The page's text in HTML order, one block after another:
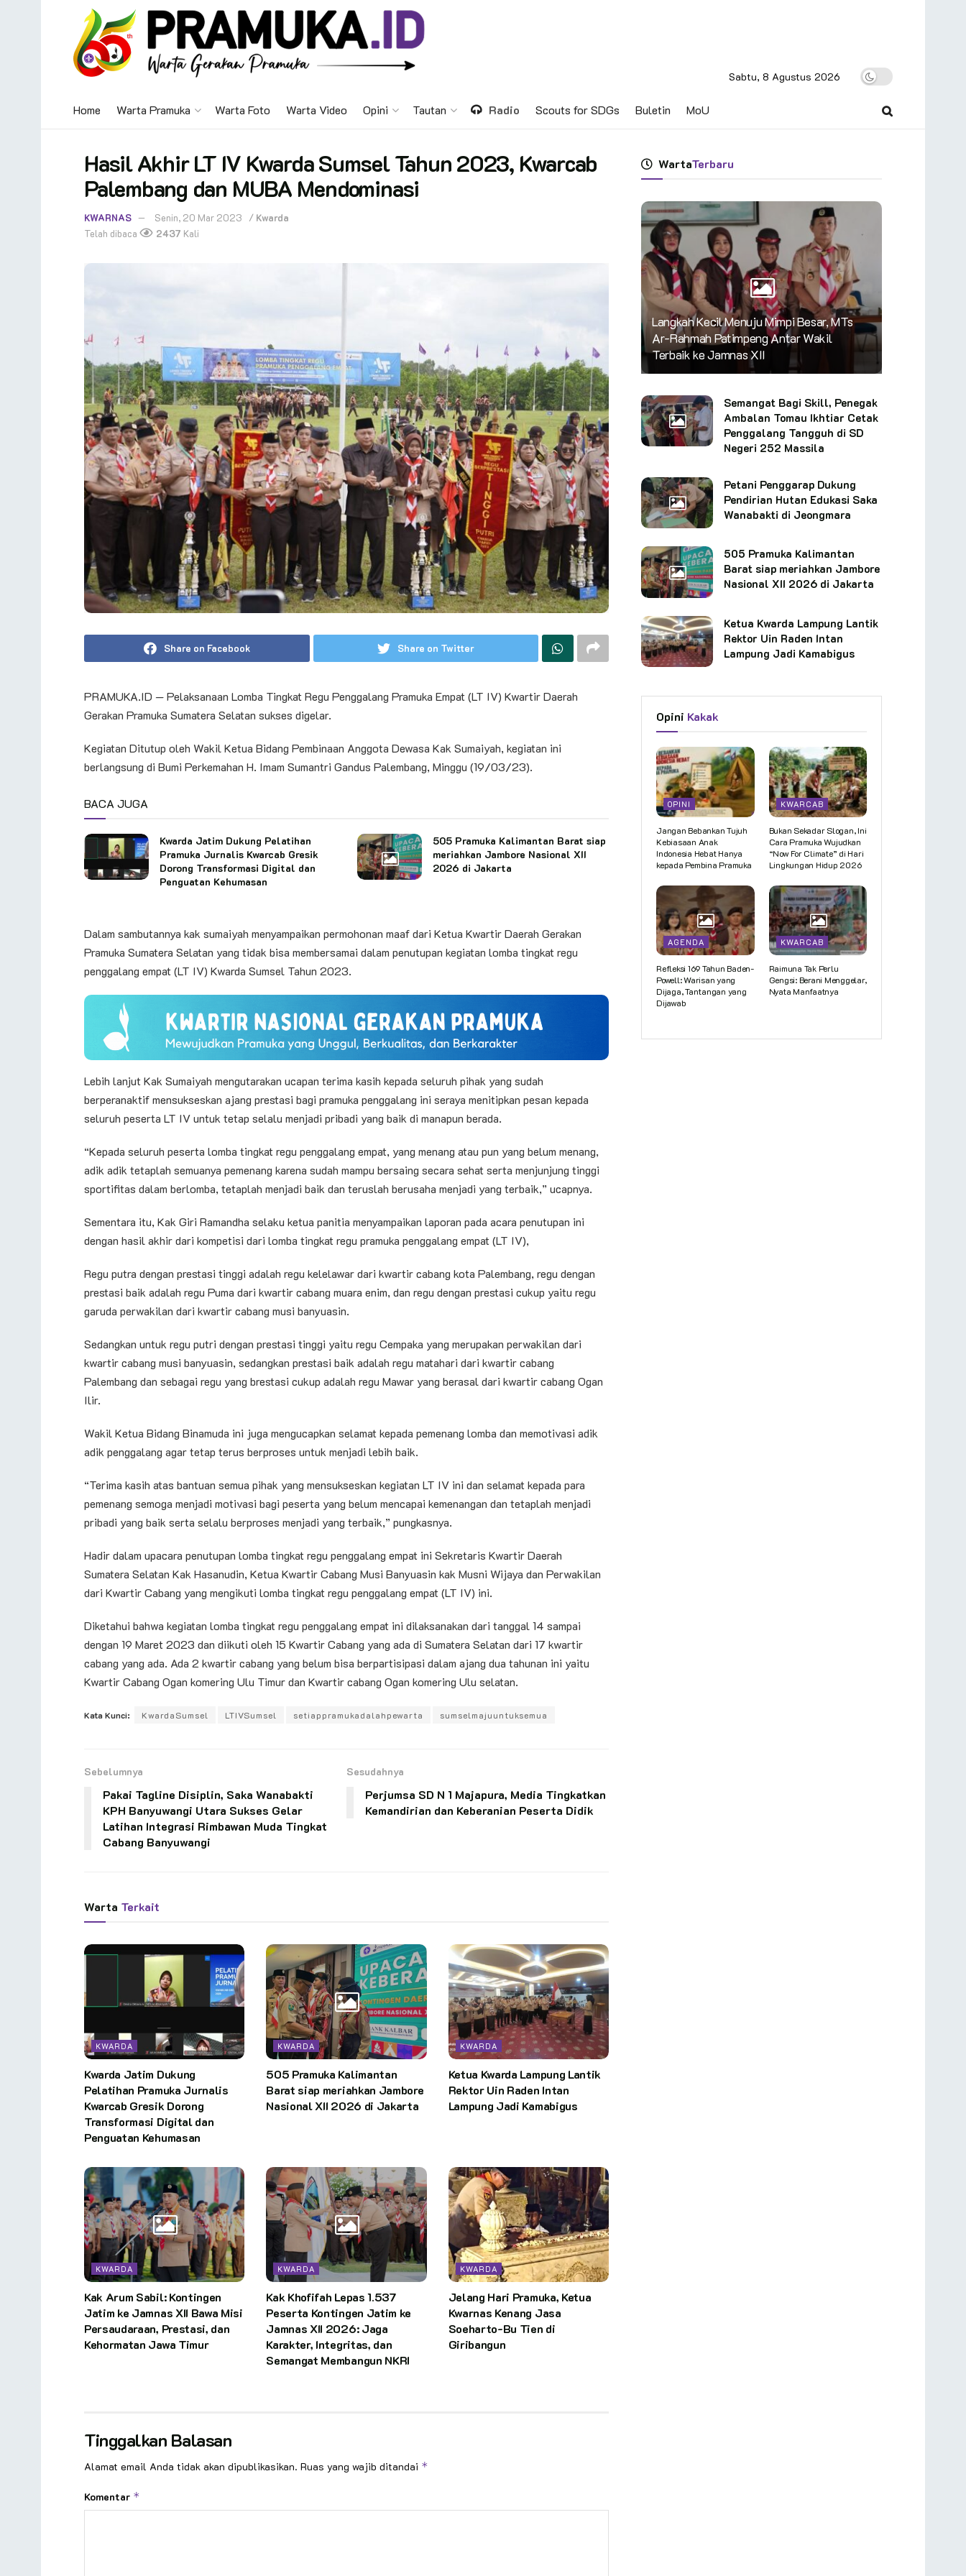
Sabtu, 8 Agustus 2026
Home Warta Pramuka Warta Foto Warta Video Opini Tautan Radio Scouts for SDGs Buletin MoU
Hasil Akhir LT IV Kwarda Sumsel Tahun 2023, Kwarcab
Palembang dan MUBA Mendominasi
KWARNAS Senin, 20 Mar 2023 / Kwarda
Telah dibaca
2437 Kali
Share on Facebook Share on Twitter
PRAMUKA.ID — Pelaksanaan Lomba Tingkat Regu Penggalang Pramuka Empat (LT IV) Kwartir Daerah
Gerakan Pramuka Sumatera Selatan sukses digelar.
Kegiatan Ditutup oleh Wakil Ketua Bidang Pembinaan Anggota Dewasa Kak Sumaiyah, kegiatan ini
berlangsung di Bumi Perkemahan H. Imam Sumantri Gandus Palembang, Minggu (19/03/23).
BACA JUGA
Kwarda Jatim Dukung Pelatihan
Pramuka Jurnalis Kwarcab Gresik
Dorong Transformasi Digital dan
Penguatan Kehumasan
505 Pramuka Kalimantan Barat siap
meriahkan Jambore Nasional XII
2026 di Jakarta
Dalam sambutannya kak sumaiyah menyampaikan permohonan maaf dari Ketua Kwartir Daerah Gerakan
Pramuka Sumatera Selatan yang tidak bisa membersamai dalam penutupan kegiatan lomba tingkat regu
penggalang empat (LT IV) Kwarda Sumsel Tahun 2023.
Lebih lanjut Kak Sumaiyah mengutarakan ucapan terima kasih kepada seluruh pihak yang sudah
berperanaktif mensukseskan ajang prestasi bagi pramuka penggalang ini seraya menitipkan pesan kepada
seluruh peserta LT IV untuk tetap selalu menjadi pribadi yang baik di manapun berada.
“Kepada seluruh peserta lomba tingkat regu penggalang empat, yang menang atau pun yang belum menang,
adik adik tetaplah semuanya pemenang karena sudah mampu bersaing secara sehat serta menjunjung tinggi
sportifitas dalam berlomba, tetaplah menjadi baik dan teruslah berusaha menjadi yang terbaik,” ucapnya.
Sementara itu, Kak Giri Ramandha selaku ketua panitia menyampaikan laporan pada acara penutupan ini
dengan hasil akhir dari kompetisi dari lomba tingkat regu pramuka penggalang empat (LT IV),
Regu putra dengan prestasi tinggi adalah regu kelelawar dari kwartir cabang kota Palembang, regu dengan
prestasi baik adalah regu Puma dari kwartir cabang muara enim, dan regu dengan prestasi cukup yaitu regu
garuda perwakilan dari kwartir cabang musi banyuasin.
Sedangkan untuk regu putri dengan prestasi tinggi yaitu regu Cempaka yang merupakan perwakilan dari
kwartir cabang musi banyuasin, sedangkan prestasi baik adalah regu matahari dari kwartir cabang
Palembang dan sebagai regu yang brestasi cukup adalah regu Mawar yang berasal dari kwartir cabang Ogan
Ilir.
Wakil Ketua Bidang Binamuda ini juga mengucapkan selamat kepada pemenang lomba dan memotivasi adik
adik penggalang agar tetap terus berproses untuk menjadi lebih baik.
“Terima kasih atas bantuan semua pihak yang mensukseskan kegiatan LT IV ini dan selamat kepada para
pemenang semoga menjadi motivasi bagi peserta yang belum mencapai kemenangan dan tetaplah menjadi
pribadi yang baik serta selalu berproses menjadi yang terbaik,” pungkasnya.
Hadir dalam upacara penutupan lomba tingkat regu penggalang empat ini Sekretaris Kwartir Daerah
Sumatera Selatan Kak Hasanudin, Ketua Kwartir Cabang Musi Banyuasin kak Musni Wijaya dan Perwakilan
dari Kwartir Cabang yang mengikuti lomba tingkat regu penggalang empat (LT IV) ini.
Diketahui bahwa kegiatan lomba tingkat regu penggalang empat ini dilaksanakan dari tanggal 14 sampai
dengan 19 Maret 2023 dan diikuti oleh 15 Kwartir Cabang yang ada di Sumatera Selatan dari 17 kwartir
cabang yang ada. Ada 2 kwartir cabang yang belum bisa berpartisipasi dalam ajang dua tahunan ini yaitu
Kwartir Cabang Ogan komering Ulu Timur dan Kwartir cabang Ogan komering Ulu selatan.
Kata Kunci: KwardaSumsel LTIVSumsel setiappramukadalahpewarta sumselmajuuntuksemua
Sebelumnya
Pakai Tagline Disiplin, Saka Wanabakti
KPH Banyuwangi Utara Sukses Gelar
Latihan Integrasi Rimbawan Muda Tingkat
Cabang Banyuwangi
Sesudahnya
Perjumsa SD N 1 Majapura, Media Tingkatkan
Kemandirian dan Keberanian Peserta Didik
Warta Terkait
KWARDA
Kwarda Jatim Dukung
Pelatihan Pramuka Jurnalis
Kwarcab Gresik Dorong
Transformasi Digital dan
Penguatan Kehumasan
KWARDA
505 Pramuka Kalimantan
Barat siap meriahkan Jambore
Nasional XII 2026 di Jakarta
KWARDA
Ketua Kwarda Lampung Lantik
Rektor Uin Raden Intan
Lampung Jadi Kamabigus
KWARDA
Kak Arum Sabil: Kontingen
Jatim ke Jamnas XII Bawa Misi
Persaudaraan, Prestasi, dan
Kehormatan Jawa Timur
KWARDA
Kak Khofifah Lepas 1.537
Peserta Kontingen Jatim ke
Jamnas XII 2026: Jaga
Karakter, Integritas, dan
Semangat Membangun NKRI
KWARDA
Jelang Hari Pramuka, Ketua
Kwarnas Kenang Jasa
Soeharto-Bu Tien di
Giribangun
Tinggalkan Balasan
Alamat email Anda tidak akan dipublikasikan. Ruas yang wajib ditandai *
Komentar *
WartaTerbaru
Langkah Kecil Menuju Mimpi Besar, MTs
Ar-Rahmah Patimpeng Antar Wakil
Terbaik ke Jamnas XII
Semangat Bagi Skill, Penegak
Ambalan Tomau Ikhtiar Cetak
Penggalang Tangguh di SD
Negeri 252 Massila
Petani Penggarap Dukung
Pendirian Hutan Edukasi Saka
Wanabakti di Jeongmara
505 Pramuka Kalimantan
Barat siap meriahkan Jambore
Nasional XII 2026 di Jakarta
Ketua Kwarda Lampung Lantik
Rektor Uin Raden Intan
Lampung Jadi Kamabigus
Opini Kakak
OPINI
Jangan Bebankan Tujuh
Kebiasaan Anak
Indonesia Hebat Hanya
kepada Pembina Pramuka
KWARCAB
Bukan Sekadar Slogan, Ini
Cara Pramuka Wujudkan
“Now For Climate” di Hari
Lingkungan Hidup 2026
AGENDA
Refleksi 169 Tahun Baden-
Powell: Warisan yang
Dijaga, Tantangan yang
Dijawab
KWARCAB
Raimuna Tak Perlu
Gengsi: Berani Menggelar,
Nyata Manfaatnya